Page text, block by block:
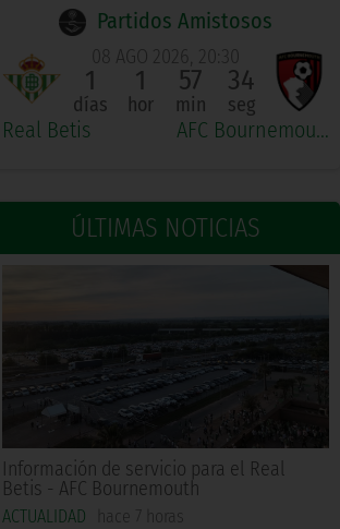
Partidos Amistosos
Real Betis
08 AGO 2026, 20:30
1
días
1
hor
57
min
33
seg
AFC Bournemouth
ÚLTIMAS NOTICIAS
Información de servicio para el Real
Betis - AFC Bournemouth
ACTUALIDAD hace 7 horas